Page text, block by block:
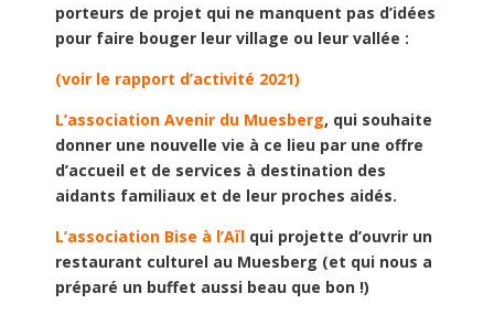
porteurs de projet qui ne manquent pas d’idées
pour faire bouger leur village ou leur vallée :
(voir le rapport d’activité 2021)
L’association Avenir du Muesberg, qui souhaite
donner une nouvelle vie à ce lieu par une offre
d’accueil et de services à destination des
aidants familiaux et de leur proches aidés.
L’association Bise à l’Aïl qui projette d’ouvrir un
restaurant culturel au Muesberg (et qui nous a
préparé un buffet aussi beau que bon !)